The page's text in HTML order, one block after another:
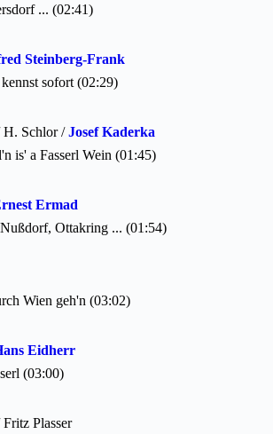
... (02:41)
Steinberg-Frank
sofort (02:29)
H. Schlor /Josef Kaderka
is' a Fasserl Wein (01:45)
Ermad
Ottakring ... (01:54)
Wien geh'n (03:02)
Eidherr
(03:00)
Fritz Plasser